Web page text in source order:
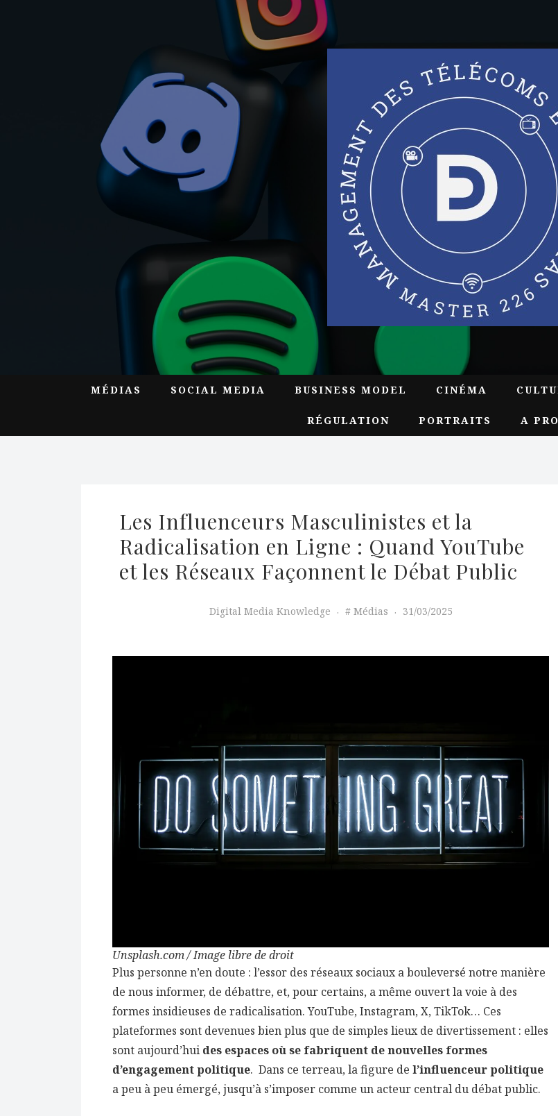
MÉDIAS SOCIAL MEDIA BUSINESS MODEL CINÉMA
RÉGULATION PORTRAITS A
Les Influenceurs Masculinistes et la
Radicalisation en Ligne : Quand YouTube
et les Réseaux Façonnent le Débat Public
Digital Media Knowledge Médias 31/03/2025
Unsplash.com / Image libre de droit
Plus personne n’en doute : l’essor des réseaux sociaux a bouleversé notre manière
de nous informer, de débattre, et, pour certains, a même ouvert la voie à des
formes insidieuses de radicalisation. YouTube, Instagram, X, TikTok… Ces
plateformes sont devenues bien plus que de simples lieux de divertissement : elles
sont aujourd’hui des espaces où se fabriquent de nouvelles formes
d’engagement politique. Dans ce terreau, la figure de l’influenceur politique
a peu à peu émergé, jusqu’à s’imposer comme un acteur central du débat public.